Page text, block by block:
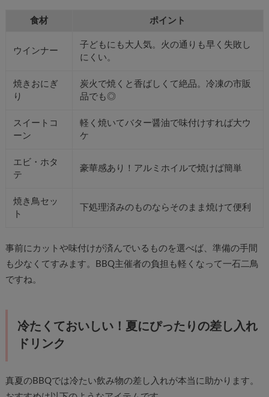
食材 ポイント
ウインナー
子どもにも大人気。火の通りも早く失敗し
にくい。
焼きおにぎ
り
炭火で焼くと香ばしくて絶品。冷凍の市販
品でも◎
スイートコ
ーン
軽く焼いてバター醤油で味付けすれば大ウ
ケ
エビ・ホタ
テ
豪華感あり！アルミホイルで焼けば簡単
焼き鳥セッ
ト
下処理済みのものならそのまま焼けて便利
事前にカットや味付けが済んでいるものを選べば、準備の手間
も少なくてすみます。BBQ主催者の負担も軽くなって一石二鳥
ですね。
冷たくておいしい！夏にぴったりの差し入れ
ドリンク
真夏のBBQでは冷たい飲み物の差し入れが本当に助かります。